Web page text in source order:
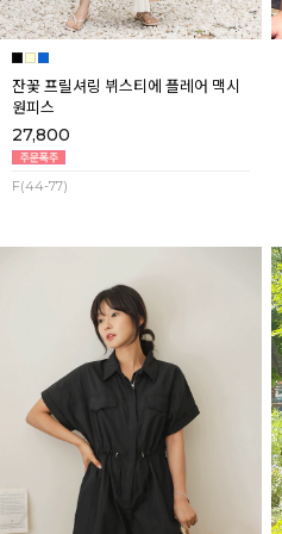
잔꽃 프릴셔링 뷔스티에 플레어 맥시
원피스
27,800
F(44-77)